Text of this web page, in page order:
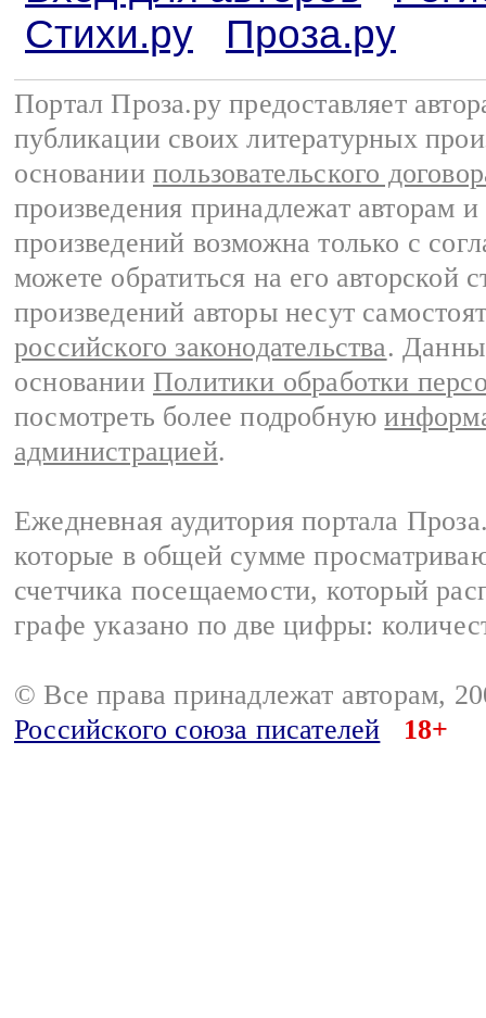
Стихи.ру
Проза.ру
Портал Проза.ру предоставляет
публикации своих литературных
основании пользовательского
произведения принадлежат авторам
произведений возможна только с
можете обратиться на его авторской
произведений авторы несут
российского законодательства.
основании Политики обработки
посмотреть более подробную
администрацией.
Ежедневная аудитория портала
которые в общей сумме
счетчика посещаемости, который
графе указано по две цифры:
© Все права принадлежат авторам,
Российского союза писателей
18+